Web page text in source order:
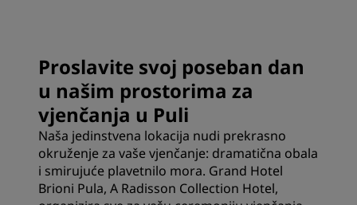
Proslavite svoj poseban dan
u našim prostorima za
vjenčanja u Puli
Naša jedinstvena lokacija nudi prekrasno
okruženje za vaše vjenčanje: dramatična obala
i smirujuće plavetnilo mora. Grand Hotel
Brioni Pula, A Radisson Collection Hotel,